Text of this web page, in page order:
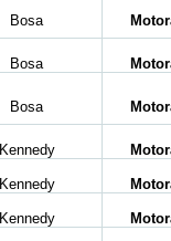
Bosa
Bosa
Bosa
Kennedy
Kennedy
Kennedy